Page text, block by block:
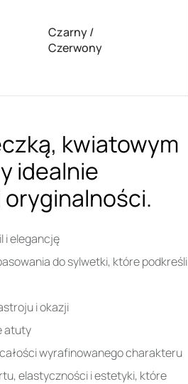
Czarny /
Czerwony
kwiatowym
idealnie
i elegancję
do sylwetki, które podkreśli
i okazji
atuty
wyrafinowanego charakteru
elastyczności i estetyki, które